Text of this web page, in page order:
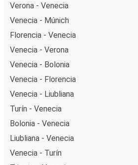
Verona - Venecia
Venecia - Múnich
Florencia - Venecia
Venecia - Verona
Venecia - Bolonia
Venecia - Florencia
Venecia - Liubliana
Turín - Venecia
Bolonia - Venecia
Liubliana - Venecia
Venecia - Turín